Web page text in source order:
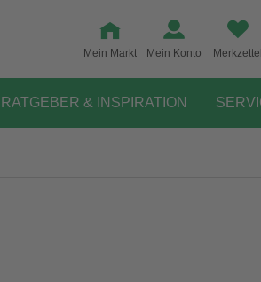
Mein Markt Mein Konto Merkzettel
RATGEBER & INSPIRATION